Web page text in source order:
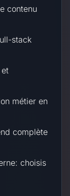
contenu
stack
métier en
complète
choisis